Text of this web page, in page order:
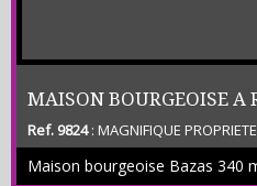
MAISON BOURGEOISE A
BAZAS
Ref. 9824: MAGNIFIQUE
BELLE MAISON NOBLE EN PIERRE
ENTREE – SALON – SALLE DE
Maison bourgeoise Bazas 340